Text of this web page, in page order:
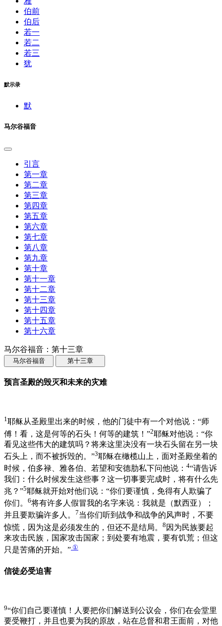
伯前
伯后
若一
若二
若三
犹
默示录
默
马尔谷福音
引言
第一章
第二章
第三章
第四章
第五章
第六章
第七章
第八章
第九章
第十章
第十一章
第十二章
第十三章
第十四章
第十五章
第十六章
马尔谷福音：第十三章
马尔谷福音 第十三章
预言圣殿的毁灭和未来的灾难
1耶稣从圣殿里出来的时候，他的门徒中有一个对他说：“师
傅！看，这是何等的石头！何等的建筑！”2耶稣对他说：“你
看见这些伟大的建筑吗？将来这里决没有一块石头留在另一块
石头上，而不被拆毁的。”3耶稣在橄榄山上，面对圣殿坐着的
时候，伯多禄、雅各伯、若望和安德肋私下问他说： 4“请告诉
我们：什么时候发生这些事？这一切事要完成时，将有什么先
兆？”5耶稣就开始对他们说：“你们要谨慎，免得有人欺骗了
你们。 6将有许多人假冒我的名字来说：我就是（默西亚）；
并且要欺骗许多人。 7当你们听到战争和战争的风声时，不要
惊慌，因为这是必须发生的，但还不是结局。 8 因为民族要起
来攻击民族，国家攻击国家；到处要有地震，要有饥荒；但这
只是苦痛的开始。” ①
信徒必受迫害
9“你们自己要谨慎！人要把你们解送到公议会，你们在会堂里
要受鞭打，并且也要为我的原故，站在总督和君王面前，对他